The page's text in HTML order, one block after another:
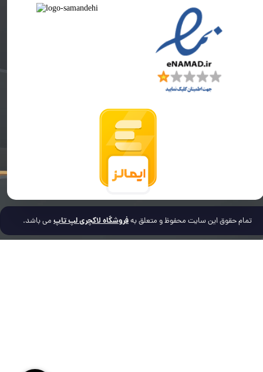
تمام حقوق این سایت محفوظ و متعلق بهفروشگاه لاکچری لپ تاپ می باشد.